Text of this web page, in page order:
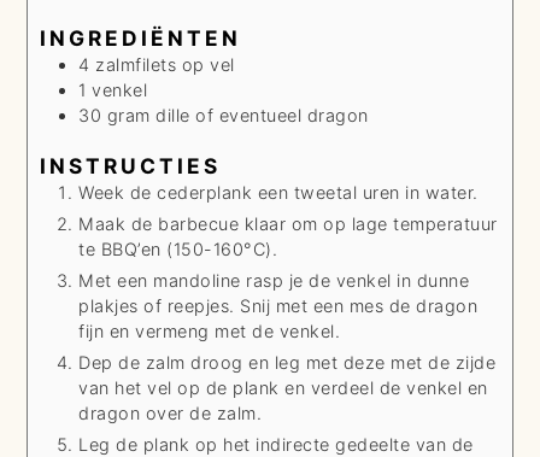
INGREDIËNTEN
4 zalmfilets op vel
1 venkel
30 gram dille of eventueel dragon
INSTRUCTIES
Week de cederplank een tweetal uren in water.
Maak de barbecue klaar om op lage temperatuur
te BBQ’en (150-160°C).
Met een mandoline rasp je de venkel in dunne
plakjes of reepjes. Snij met een mes de dragon
fijn en vermeng met de venkel.
Dep de zalm droog en leg met deze met de zijde
van het vel op de plank en verdeel de venkel en
dragon over de zalm.
Leg de plank op het indirecte gedeelte van de